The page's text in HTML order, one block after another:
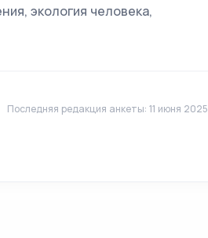
экология человека,
Последняя редакция анкеты: 11 июня 2025